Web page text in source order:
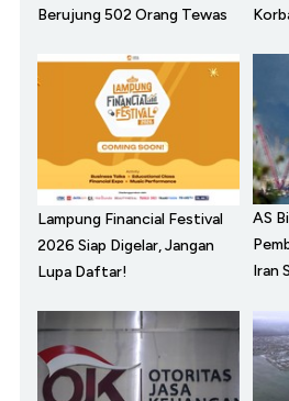
Berujung 502 Orang Tewas
Lampung Financial Festival
2026 Siap Digelar, Jangan
Lupa Daftar!
AS
Iran